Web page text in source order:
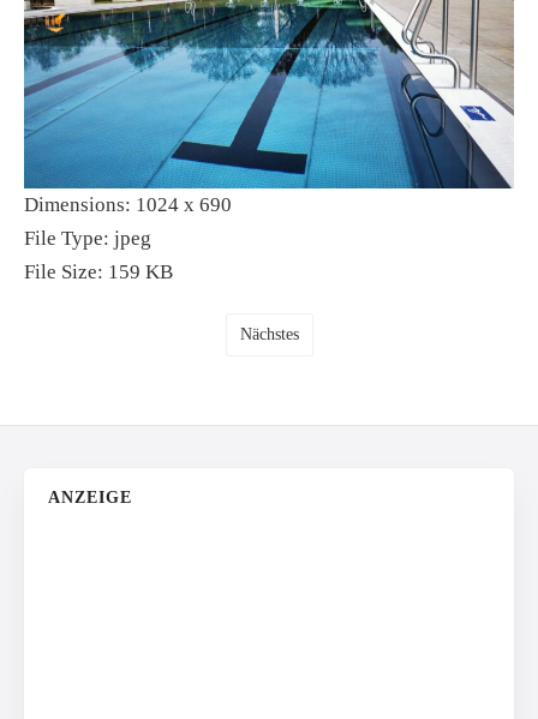
Dimensions: 1024 x 690
File Type: jpeg
File Size: 159 KB
Nächstes
ANZEIGE